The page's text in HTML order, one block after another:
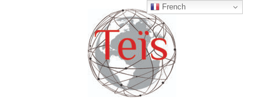
French